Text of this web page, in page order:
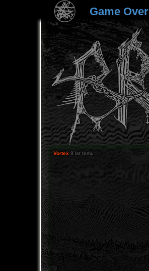
Game Over
Vortex 9 lat temu